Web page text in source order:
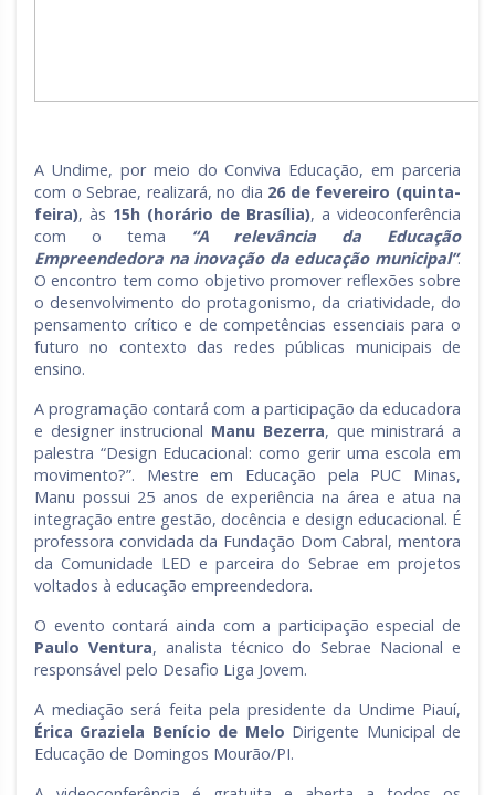
A Undime, por meio do Conviva Educação, em parceria
com o Sebrae, realizará, no dia 26 de fevereiro (quinta-
feira), às 15h (horário de Brasília), a videoconferência
com o tema
“A relevância da Educação
Empreendedora na inovação da educação municipal”.
O encontro tem como objetivo promover reflexões sobre
o desenvolvimento do protagonismo, da criatividade, do
pensamento crítico e de competências essenciais para o
futuro no contexto das redes públicas municipais de
ensino.
A programação contará com a participação da educadora
e designer instrucional Manu Bezerra, que ministrará a
palestra “Design Educacional: como gerir uma escola em
movimento?”. Mestre em Educação pela PUC Minas,
Manu possui 25 anos de experiência na área e atua na
integração entre gestão, docência e design educacional. É
professora convidada da Fundação Dom Cabral, mentora
da Comunidade LED e parceira do Sebrae em projetos
voltados à educação empreendedora.
O evento contará ainda com a participação especial de
Paulo Ventura, analista técnico do Sebrae Nacional e
responsável pelo Desafio Liga Jovem.
A mediação será feita pela presidente da Undime Piauí,
Érica Graziela Benício de Melo Dirigente Municipal de
Educação de Domingos Mourão/PI.